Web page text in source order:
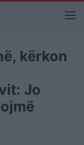
kërkon
Jo